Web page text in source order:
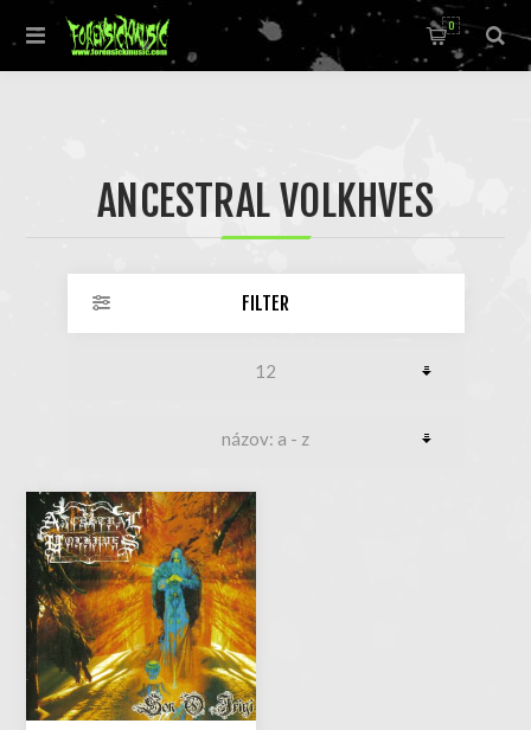
0
ANCESTRAL VOLKHVES
FILTER